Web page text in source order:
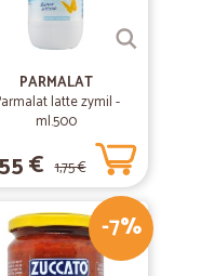
PARMALAT
latte zymil -
ml.500
€ 1,75 €
-7%